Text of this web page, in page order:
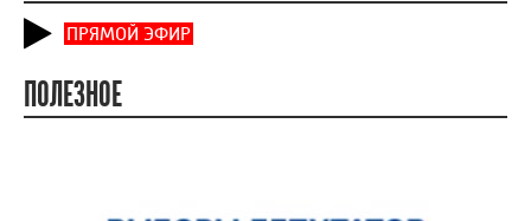
ПРЯМОЙ ЭФИР
ПОЛЕЗНОЕ